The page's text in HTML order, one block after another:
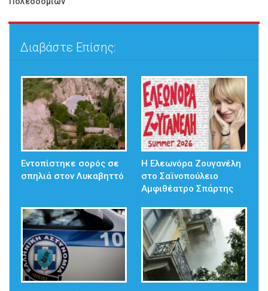
Διαβάστε Επίσης:
Εντοπίστηκε σορός σε
σπηλιά στον Λυκαβηττό
Η Ελεωνόρα Ζουγανέλη
στο Σαϊνοπούλειο
Αμφιθέατρο Σπάρτης